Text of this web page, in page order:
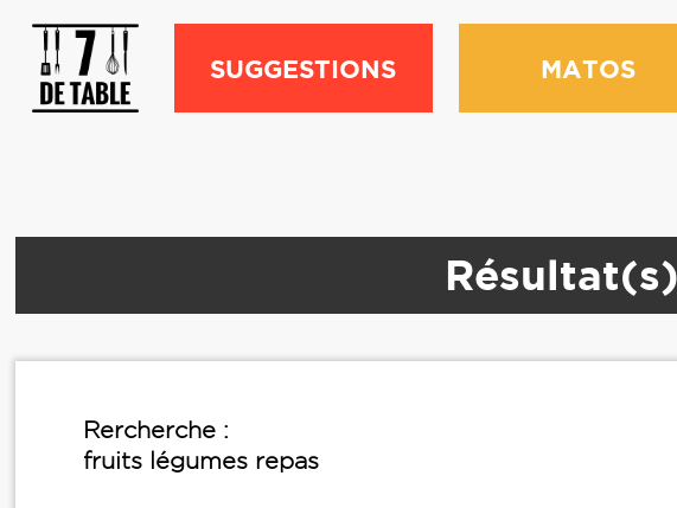
SUGGESTIONS MATOS
Rercherche :
fruits légumes repas